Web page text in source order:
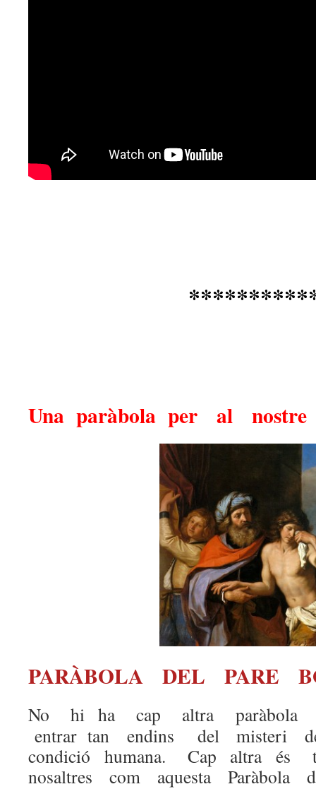
Una paràbola per al
PARÀBOLA DEL PARE
No hi ha cap altra paràbola
entrar tan endins del
condició humana. Cap altra
nosaltres com aquesta Paràbola